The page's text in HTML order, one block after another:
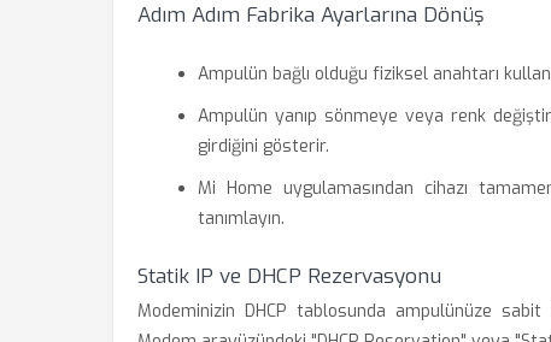
Adım Adım Fabrika Ayarlarına Dönüş
Ampulün bağlı olduğu fiziksel anahtarı
Ampulün yanıp sönmeye veya renk
girdiğini gösterir.
Mi Home uygulamasından cihazı
tanımlayın.
Statik IP ve DHCP Rezervasyonu
Modeminizin DHCP tablosunda ampulünüze